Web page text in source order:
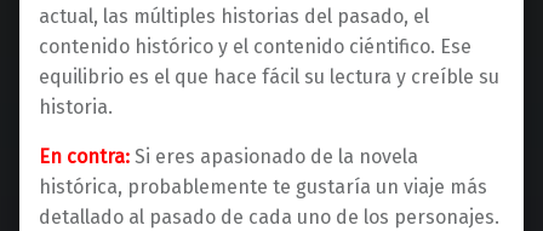
actual, las múltiples historias del pasado, el
contenido histórico y el contenido ciéntifico. Ese
equilibrio es el que hace fácil su lectura y creíble su
historia.
En contra: Si eres apasionado de la novela
histórica, probablemente te gustaría un viaje más
detallado al pasado de cada uno de los personajes.